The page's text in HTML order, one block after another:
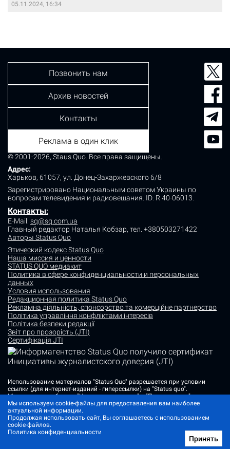
05.11.2024, 16:34
© 2001-2026, Staus Quo. Все права защищены.
Адрес:
Харьков, 61057, ул. Донец-Захаржевского 6/8
Зарегистрировано Национальным советом Украины по
вопросам телевидения и радиовещания. ID: R 40-06013.
Контакты:
E-Mail: sq@sq.com.ua
Главный редактор Наталья Кобзар, тел. +380503271422
Авторы Status Quo
Этический кодекс Status Quo
Наша миссия и ценности
STATUS QUO медиакит
Политика в сфере конфиденциальности и персональных
данных
Условия использования
Редакционная политика Status Quo
Рекламна діяльність, спонсорство та комерційне партнерство
Політика управління конфліктами інтересів
Політика безпеки редакції
Звіт про прозорість (JTI)
Сертифікація JTI
Позвонить нам
Архив новостей
Контакты
Реклама в один клик
Использование материалов "Status Quo" разрешается при условии
ссылки (для интернет-изданий - гиперссылки) на "Status quo".
Материалы в рубриках "Новости партнеров" и "Пресс-релизы"
размещаются на правах рекламы или в рамках некоммерческого
партнерства.
Изображения, содержащие метку "Status Quo" или не содержащие
информации об источнике фото, являются иллюстративными либо
сгенерированными ИИ
Мы используем cookie-файлы для предоставления вам наиболее
актуальной информации.
Продолжая использовать сайт, Вы соглашаетесь с использованием
cookie-файлов.
Политика конфиденциальности
Принять